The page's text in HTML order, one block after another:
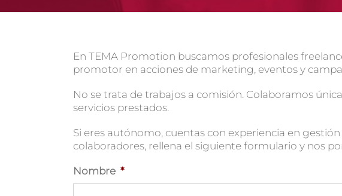
En TEMA Promotion buscamos profesionales
promotor en acciones de marketing, eventos y
No se trata de trabajos a comisión. Colaboramos
servicios prestados.
Si eres autónomo, cuentas con experiencia en
colaboradores, rellena el siguiente formulario y nos
Nombre *